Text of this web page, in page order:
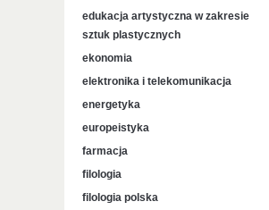
edukacja artystyczna w zakresie
sztuk plastycznych
ekonomia
elektronika i telekomunikacja
energetyka
europeistyka
farmacja
filologia
filologia polska